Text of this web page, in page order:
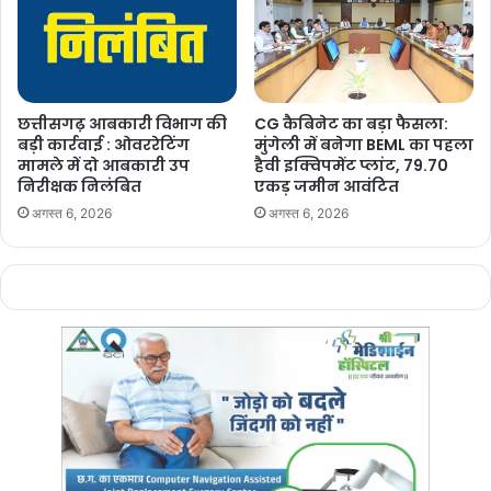
Manish Tiwari
छत्तीसगढ़ आबकारी विभाग की
बड़ी कार्रवाई : ओवररेटिंग
मामले में दो आबकारी उप
निरीक्षक निलंबित
अगस्त 6, 2026
CG कैबिनेट का बड़ा फैसला:
मुंगेली में बनेगा BEML का पहला
हैवी इक्विपमेंट प्लांट, 79.70
एकड़ जमीन आवंटित
अगस्त 6, 2026